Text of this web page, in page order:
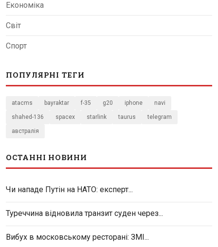
Економіка
Світ
Спорт
ПОПУЛЯРНІ ТЕГИ
atacms bayraktar f-35 g20 iphone navi
shahed-136 spacex starlink taurus telegram
австралія
ОСТАННІ НОВИНИ
Чи нападе Путін на НАТО: експерт...
Туреччина відновила транзит суден через...
Вибух в московському ресторані: ЗМІ...